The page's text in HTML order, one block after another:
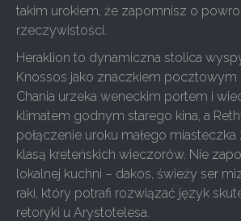
takim urokiem, że zapomnisz o
rzeczywistości.
Heraklion to dynamiczna stolica
Knossos jako znaczkiem pocztowym
Chania urzeka weneckim portem i
klimatem godnym starego kina, a
połączenie uroku małego
klasą kreteńskich wieczorów. Nie
lokalnej kuchni – dakos, świeży ser
raki, który potrafi rozwiązać język
retoryki u Arystotelesa.